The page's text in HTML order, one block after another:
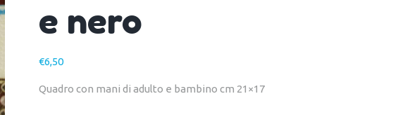
e nero
€6,50
Quadro con mani di adulto e bambino cm 21×17